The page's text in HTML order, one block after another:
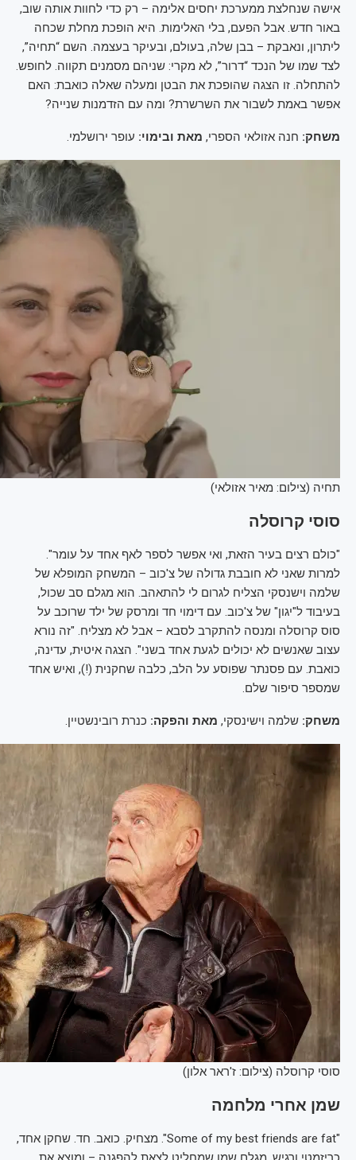
אישה שנחלצת ממערכת יחסים אלימה – רק כדי לחוות אותה שוב,
באור חדש. אבל הפעם, בלי האלימות. היא הופכת מחלת שכחה
ליתרון, ונאבקת – בבן שלה, בעולם, ובעיקר בעצמה. השם “תחיה”,
לצד שמו של הנכד “דרור”, לא מקרי: שניהם מסמנים תקווה. לחופש.
להתחלה. זו הצגה שהופכת את הבטן ומעלה שאלה כואבת: האם
אפשר באמת לשבור את השרשרת? ומה עם הזדמנות שנייה?
משחק: חנה אזולאי הספרי, מאת ובימוי: עופר ירושלמי.
תחיה (צילום: מאיר אזולאי)
סוסי קרוסלה
"כולם רצים בעיר הזאת, ואי אפשר לספר לאף אחד על עומר".
למרות שאני לא חובבת גדולה של צ'כוב – המשחק המופלא של
שלמה וישנסקי הצליח לגרום לי להתאהב. הוא מגלם סב שכול,
בעיבוד ל"יגון" של צ'כוב. עם דימוי חד ומרסק של ילד שרוכב על
סוס קרוסלה ומנסה להתקרב לסבא – אבל לא מצליח. "זה נורא
עצוב שאנשים לא יכולים לגעת אחד בשני". הצגה איטית, עדינה,
כואבת. עם פסנתר שפוסע על הלב, כלבה שחקנית (!), ואיש אחד
שמספר סיפור שלם.
משחק: שלמה וישינסקי, מאת והפקה: כנרת רובינשטיין.
סוסי קרוסלה (צילום: ז'ראר אלון)
שמן אחרי מלחמה
"Some of my best friends are fat". מצחיק. כואב. חד. שחקן אחד,